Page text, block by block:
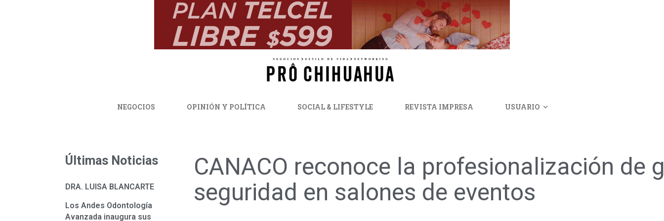
NEGOCIOS OPINIÓN Y POLÍTICA SOCIAL & LIFESTYLE REVISTA IMPRESA USUARIO
Últimas Noticias
DRA. LUISA BLANCARTE
Los Andes Odontología
Avanzada inaugura sus
CANACO reconoce la profesionalización de
seguridad en salones de eventos